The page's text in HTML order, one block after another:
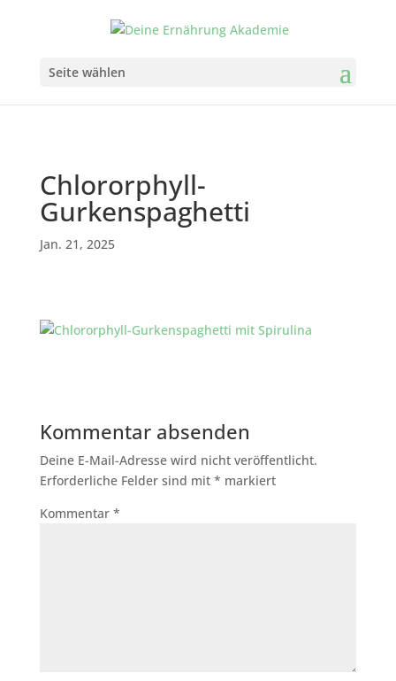
Seite wählen
Chlororphyll-
Gurkenspaghetti
Jan. 21, 2025
Kommentar absenden
Deine E-Mail-Adresse wird nicht veröffentlicht.
Erforderliche Felder sind mit * markiert
Kommentar *